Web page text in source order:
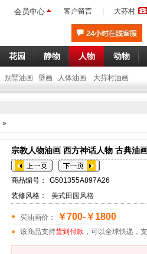
会员中心 客户留言 大芬村
花园 静物 人物 动物
别墅油画 壁画 人体油画 大芬村油画
»
宗教人物油画 西方神话人物 古典油
商品编号： G501355A897A26
装修风格：
美式田园风格
买油画价： ￥700-￥1800
该商品支持货到付款 ，可以全球快递，